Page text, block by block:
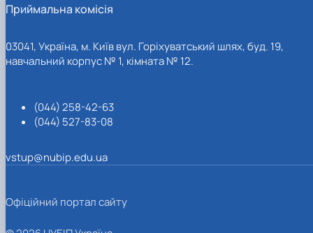
Приймальна комісія
03041, Україна, м. Київ вул. Горіхуватський шлях, буд. 19,
навчальний корпус № 1, кімната № 12.
(044) 258-42-63
(044) 527-83-08
vstup@nubip.edu.ua
Офіційний портал сайту